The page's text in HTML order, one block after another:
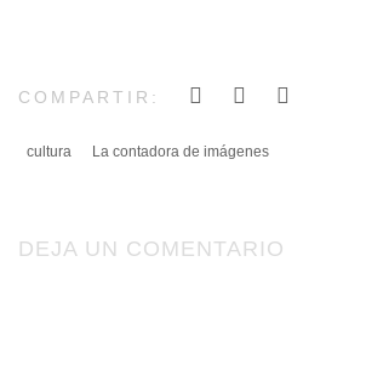
COMPARTIR:
cultura La contadora de imágenes
DEJA UN COMENTARIO